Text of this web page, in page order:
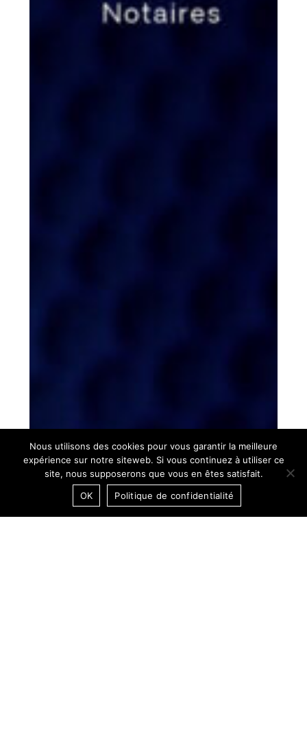
DARK MODE / OFF
Nous utilisons des cookies pour vous garantir la meilleure
expérience sur notre siteweb. Si vous continuez à utiliser ce
site, nous supposerons que vous en êtes satisfait.
OK
Politique de confidentialité